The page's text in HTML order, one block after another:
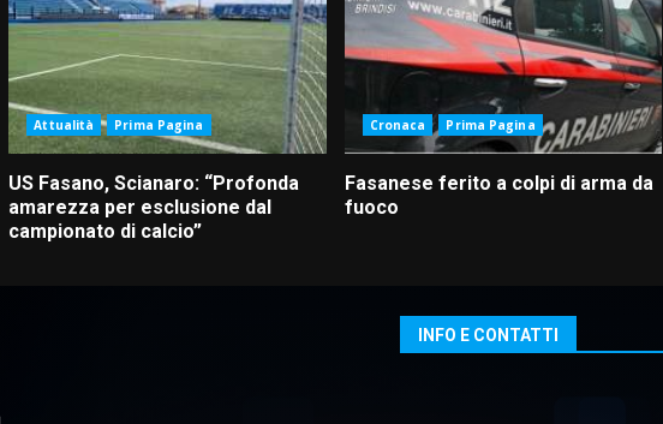
Attualità Prima Pagina
US Fasano, Scianaro: “Profonda
amarezza per esclusione dal
campionato di calcio”
Cronaca Prima Pagina
Fasanese ferito a colpi di arma da
fuoco
INFO E CONTATTI